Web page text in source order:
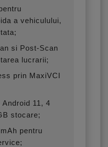
a vehiculului,
si Post-Scan
lucrarii;
prin MaxiVCI
11, 4
stocare;
pentru